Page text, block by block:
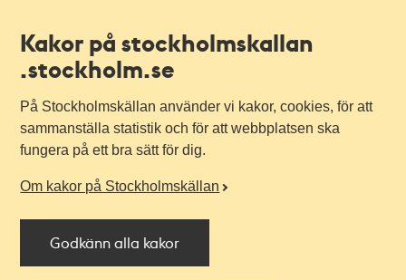
Kakor på stockholmskallan
.stockholm.se
På Stockholmskällan använder vi kakor, cookies, för att
sammanställa statistik och för att webbplatsen ska
fungera på ett bra sätt för dig.
Om kakor på Stockholmskällan
Godkänn alla kakor